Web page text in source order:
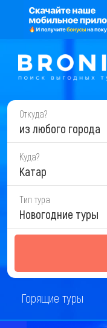
Откуда?
из любого города
Куда?
Катар
Тип тура
Новогодние туры
Горящие туры